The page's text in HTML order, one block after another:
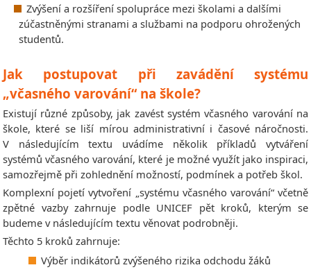
Zvýšení a rozšíření spolupráce mezi školami a dalšími
zúčastněnými stranami a službami na podporu ohrožených
studentů.
Jak postupovat při zavádění systému
„včasného varování“ na škole?
Existují různé způsoby, jak zavést systém včasného varování na
škole, které se liší mírou administrativní i časové náročnosti.
V následujícím textu uvádíme několik příkladů vytváření
systémů včasného varování, které je možné využít jako inspiraci,
samozřejmě při zohlednění možností, podmínek a potřeb škol.
Komplexní pojetí vytvoření „systému včasného varování“ včetně
zpětné vazby zahrnuje podle UNICEF pět kroků, kterým se
budeme v následujícím textu věnovat podrobněji.
Těchto 5 kroků zahrnuje:
Výběr indikátorů zvýšeného rizika odchodu žáků